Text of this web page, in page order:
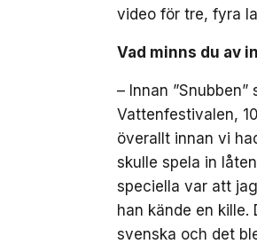
video för tre, fyra
Vad minns du av
– Innan
Vattenfestivalen,
överallt innan vi
skulle spela in
speciella var att
han kände en
svenska och det